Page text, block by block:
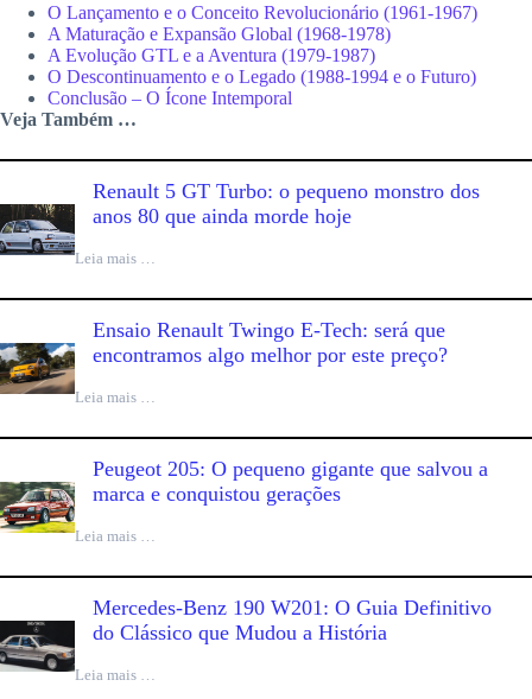
O Lançamento e o Conceito Revolucionário (1961-1967)
A Maturação e Expansão Global (1968-1978)
A Evolução GTL e a Aventura (1979-1987)
O Descontinuamento e o Legado (1988-1994 e o Futuro)
Conclusão – O Ícone Intemporal
Veja Também …
Renault 5 GT Turbo: o pequeno monstro dos
anos 80 que ainda morde hoje
Leia mais …
Ensaio Renault Twingo E-Tech: será que
encontramos algo melhor por este preço?
Leia mais …
Peugeot 205: O pequeno gigante que salvou a
marca e conquistou gerações
Leia mais …
Mercedes-Benz 190 W201: O Guia Definitivo
do Clássico que Mudou a História
Leia mais …